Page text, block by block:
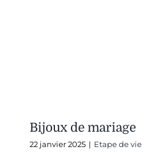
Bijoux de mariage
22 janvier 2025 | Etape de vie